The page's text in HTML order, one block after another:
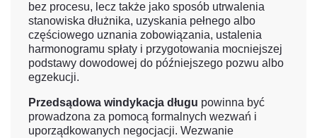
bez procesu, lecz także jako sposób utrwalenia
stanowiska dłużnika, uzyskania pełnego albo
częściowego uznania zobowiązania, ustalenia
harmonogramu spłaty i przygotowania mocniejszej
podstawy dowodowej do późniejszego pozwu albo
egzekucji.
Przedsądowa windykacja długu powinna być
prowadzona za pomocą formalnych wezwań i
uporządkowanych negocjacji. Wezwanie